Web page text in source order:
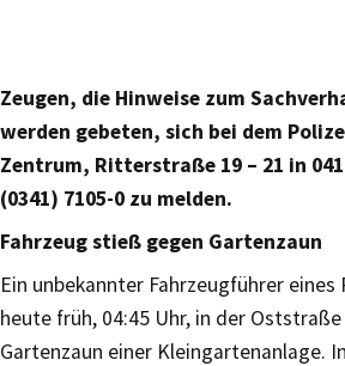
Zeugen, die Hinweise zum
werden gebeten, sich bei dem
Zentrum, Ritterstraße 19 – 21 in
(0341) 7105-0 zu melden.
Fahrzeug stieß gegen Gartenzaun
Ein unbekannter Fahrzeugführer eines
heute früh, 04:45 Uhr, in der
Gartenzaun einer Kleingartenanlage.